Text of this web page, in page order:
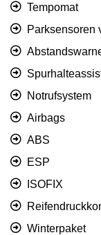
Tempomat
Parksensoren
Notrufsystem
Airbags
ABS
ESP
ISOFIX
Winterpaket